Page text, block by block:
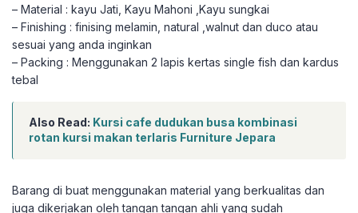
– Material : kayu Jati, Kayu Mahoni ,Kayu sungkai
– Finishing : finising melamin, natural ,walnut dan duco atau
sesuai yang anda inginkan
– Packing : Menggunakan 2 lapis kertas single fish dan kardus
tebal
Also Read: Kursi cafe dudukan busa kombinasi
rotan kursi makan terlaris Furniture Jepara
Barang di buat menggunakan material yang berkualitas dan
juga dikerjakan oleh tangan tangan ahli yang sudah